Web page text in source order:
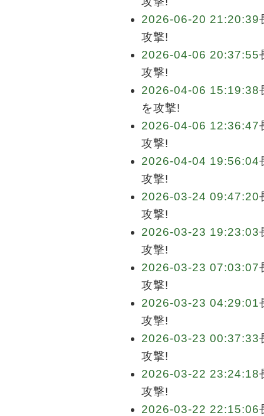
2026-06-20 21:20:39
攻撃!
2026-04-06 20:37:55
攻撃!
2026-04-06 15:19:38
を攻撃!
2026-04-06 12:36:47
攻撃!
2026-04-04 19:56:04
攻撃!
2026-03-24 09:47:20
攻撃!
2026-03-23 19:23:03
攻撃!
2026-03-23 07:03:07
攻撃!
2026-03-23 04:29:01
攻撃!
2026-03-23 00:37:33
攻撃!
2026-03-22 23:24:18
攻撃!
2026-03-22 22:15:06